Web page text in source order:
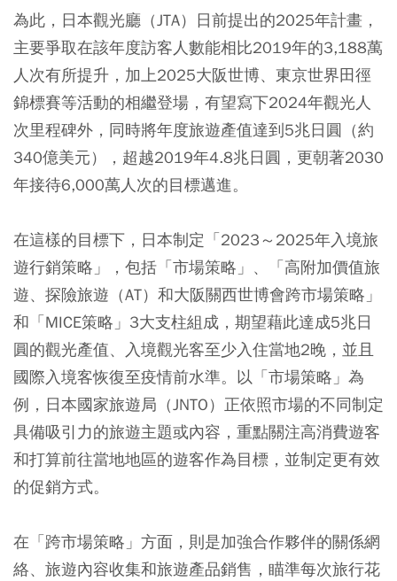
為此，日本觀光廳（JTA）日前提出的2025年計畫，
主要爭取在該年度訪客人數能相比2019年的3,188萬
人次有所提升，加上2025大阪世博、東京世界田徑
錦標賽等活動的相繼登場，有望寫下2024年觀光人
次里程碑外，同時將年度旅遊產值達到5兆日圓（約
340億美元），超越2019年4.8兆日圓，更朝著2030
年接待6,000萬人次的目標邁進。
在這樣的目標下，日本制定「2023～2025年入境旅
遊行銷策略」，包括「市場策略」、「高附加價值旅
遊、探險旅遊（AT）和大阪關西世博會跨市場策略」
和「MICE策略」3大支柱組成，期望藉此達成5兆日
圓的觀光產值、入境觀光客至少入住當地2晚，並且
國際入境客恢復至疫情前水準。以「市場策略」為
例，日本國家旅遊局（JNTO）正依照市場的不同制定
具備吸引力的旅遊主題或內容，重點關注高消費遊客
和打算前往當地地區的遊客作為目標，並制定更有效
的促銷方式。
在「跨市場策略」方面，則是加強合作夥伴的關係網
絡、旅遊內容收集和旅遊產品銷售，瞄準每次旅行花